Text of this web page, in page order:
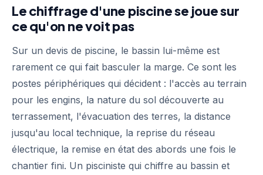
Le chiffrage d'une piscine se joue sur
ce qu'on ne voit pas
Sur un devis de piscine, le bassin lui-même est
rarement ce qui fait basculer la marge. Ce sont les
postes périphériques qui décident : l'accès au terrain
pour les engins, la nature du sol découverte au
terrassement, l'évacuation des terres, la distance
jusqu'au local technique, la reprise du réseau
électrique, la remise en état des abords une fois le
chantier fini. Un pisciniste qui chiffre au bassin et